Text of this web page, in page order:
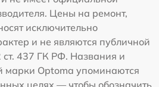
Цены на ремонт,
исключительно
и не являются публичной
ст. 437 ГК РФ. Названия и
марки Optoma упоминаются
целях — чтобы обозначить